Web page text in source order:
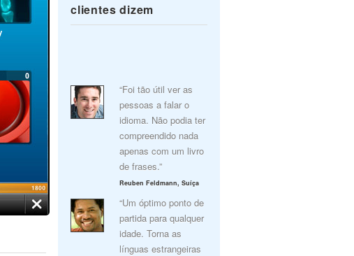
clientes dizem
“Foi tão útil ver as
pessoas a falar o
idioma. Não podia ter
compreendido nada
apenas com um livro
de frases.”
Reuben Feldmann, Suíça
“Um óptimo ponto de
partida para qualquer
idade. Torna as
línguas estrangeiras